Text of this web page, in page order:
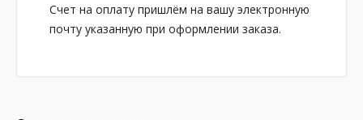
Счет на оплату пришлём на вашу электронную
почту указанную при оформлении заказа.